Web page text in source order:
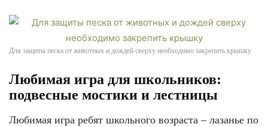
Для защиты песка от животных и дождей сверху необходимо закрепить крышку
Любимая игра для школьников:
подвесные мостики и лестницы
Любимая игра ребят школьного возраста – лазанье по